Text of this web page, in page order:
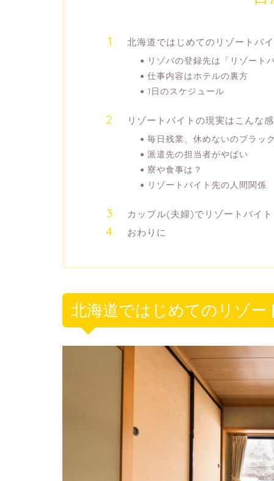
北海道ではじめてのリゾートバ
リゾバの登録先は「リゾート
仕事内容はホテルの裏方
1日のスケジュール
リゾートバイトの現実はこんな
毎日残業、休めないのブラッ
派遣先の担当者がやばい
寮や食事は？
リゾートバイト先の人間関係
カップル(夫婦)でリゾートバイ
おわりに
北海道ではじめてのリゾー